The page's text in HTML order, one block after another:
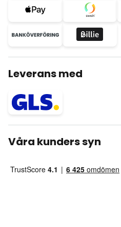
Leverans med
Våra kunders syn